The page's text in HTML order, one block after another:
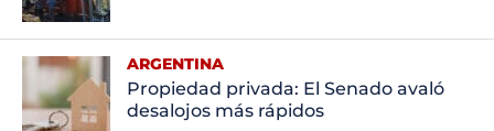
ARGENTINA
Propiedad privada: El Senado avaló
desalojos más rápidos